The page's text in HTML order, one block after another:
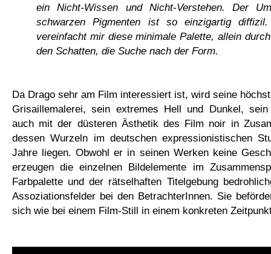
ein Nicht-Wissen und Nicht-Verstehen. Der
schwarzen Pigmenten ist so einzigartig
vereinfacht mir diese minimale Palette, allein
den Schatten, die Suche nach der Form.
Da Drago sehr am Film interessiert ist, wird seine
Grisaillemalerei, sein extremes Hell und Dunkel,
auch mit der düsteren Ästhetik des Film noir in
dessen Wurzeln im deutschen expressionistischen
Jahre liegen. Obwohl er in seinen Werken keine
erzeugen die einzelnen Bildelemente im
Farbpalette und der rätselhaften Titelgebung
Assoziationsfelder bei den BetrachterInnen. Sie
sich wie bei einem Film-Still in einem konkreten